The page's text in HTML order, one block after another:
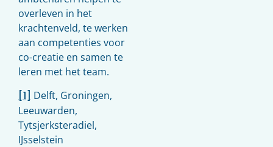
overleven in het
krachtenveld, te werken
aan competenties voor
co-creatie en samen te
leren met het team.
[1] Delft, Groningen,
Leeuwarden,
Tytsjerksteradiel,
IJsselstein